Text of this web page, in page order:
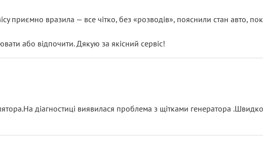
вразила — все чітко, без «розводів», пояснили стан авто,
або відпочити. Дякую за якісний сервіс!
діагностиці виявилася проблема з щітками генератора